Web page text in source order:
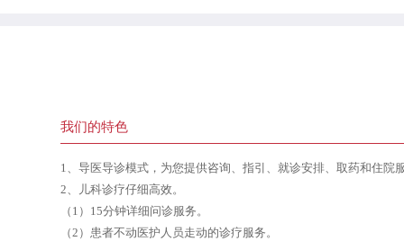
我们的特色
1、导医导诊模式，为您提供咨询、指引、就诊安排、取药和住院
2、儿科诊疗仔细高效。
（1）15分钟详细问诊服务。
（2）患者不动医护人员走动的诊疗服务。